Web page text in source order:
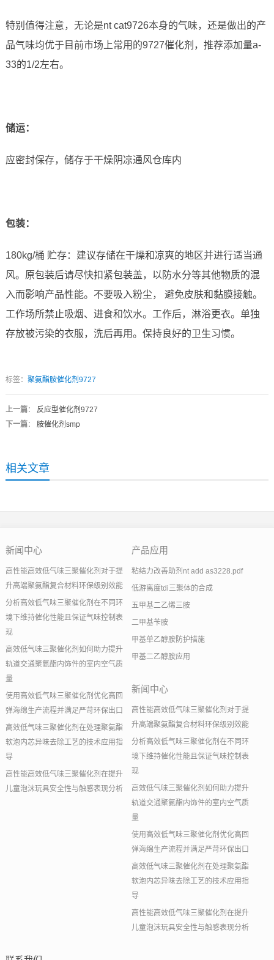
特别值得注意，无论是nt cat9726本身的气味，还是做出的产
品气味均优于目前市场上常用的9727催化剂，推荐添加量a-
33的1/2左右。
储运：
应密封保存，储存于干燥阴凉通风仓库内
包装：
180kg/桶 贮存：建议存储在干燥和凉爽的地区并进行适当通
风。原包装后请尽快扣紧包装盖，以防水分等其他物质的混
入而影响产品性能。不要吸入粉尘， 避免皮肤和黏膜接触。
工作场所禁止吸烟、进食和饮水。工作后，淋浴更衣。单独
存放被污染的衣服，洗后再用。保持良好的卫生习惯。
标签： 聚氨酯胺催化剂9727
上一篇： 反应型催化剂9727
下一篇： 胺催化剂smp
相关文章
新闻中心
高性能高效低气味三聚催化剂对于提
升高端聚氨酯复合材料环保级别效能
分析高效低气味三聚催化剂在不同环
境下维持催化性能且保证气味控制表
现
高效低气味三聚催化剂如何助力提升
轨道交通聚氨酯内饰件的室内空气质
量
使用高效低气味三聚催化剂优化高回
弹海绵生产流程并满足严苛环保出口
高效低气味三聚催化剂在处理聚氨酯
软泡内芯异味去除工艺的技术应用指
导
高性能高效低气味三聚催化剂在提升
儿童泡沫玩具安全性与触感表现分析
产品应用
粘结力改善助剂nt add as3228.pdf
低游离度tdi三聚体的合成
五甲基二乙烯三胺
二甲基苄胺
甲基单乙醇胺防护措施
甲基二乙醇胺应用
新闻中心
高性能高效低气味三聚催化剂对于提
升高端聚氨酯复合材料环保级别效能
分析高效低气味三聚催化剂在不同环
境下维持催化性能且保证气味控制表
现
高效低气味三聚催化剂如何助力提升
轨道交通聚氨酯内饰件的室内空气质
量
使用高效低气味三聚催化剂优化高回
弹海绵生产流程并满足严苛环保出口
高效低气味三聚催化剂在处理聚氨酯
软泡内芯异味去除工艺的技术应用指
导
高性能高效低气味三聚催化剂在提升
儿童泡沫玩具安全性与触感表现分析